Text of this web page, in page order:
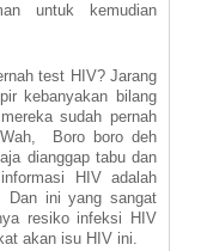
untuk kemudian
test HIV? Jarang
kebanyakan bilang
sudah pernah
Boro boro deh
dianggap tabu dan
HIV adalah
Dan ini yang sangat
resiko infeksi HIV
akan isu HIV ini.